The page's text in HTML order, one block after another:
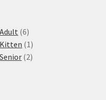
66
produktů
1 1
produkt
22